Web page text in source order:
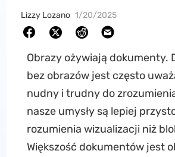
Lizzy Lozano 1/20/2025
Obrazy ożywiają dokumenty.
bez obrazów jest często
nudny i trudny do
nasze umysły są lepiej
rozumienia wizualizacji niż
Większość dokumentów jest